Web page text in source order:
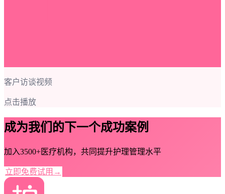
客户访谈视频
点击播放
成为我们的下一个成功案例
加入3500+医疗机构，共同提升护理管理水平
立即免费试用 →